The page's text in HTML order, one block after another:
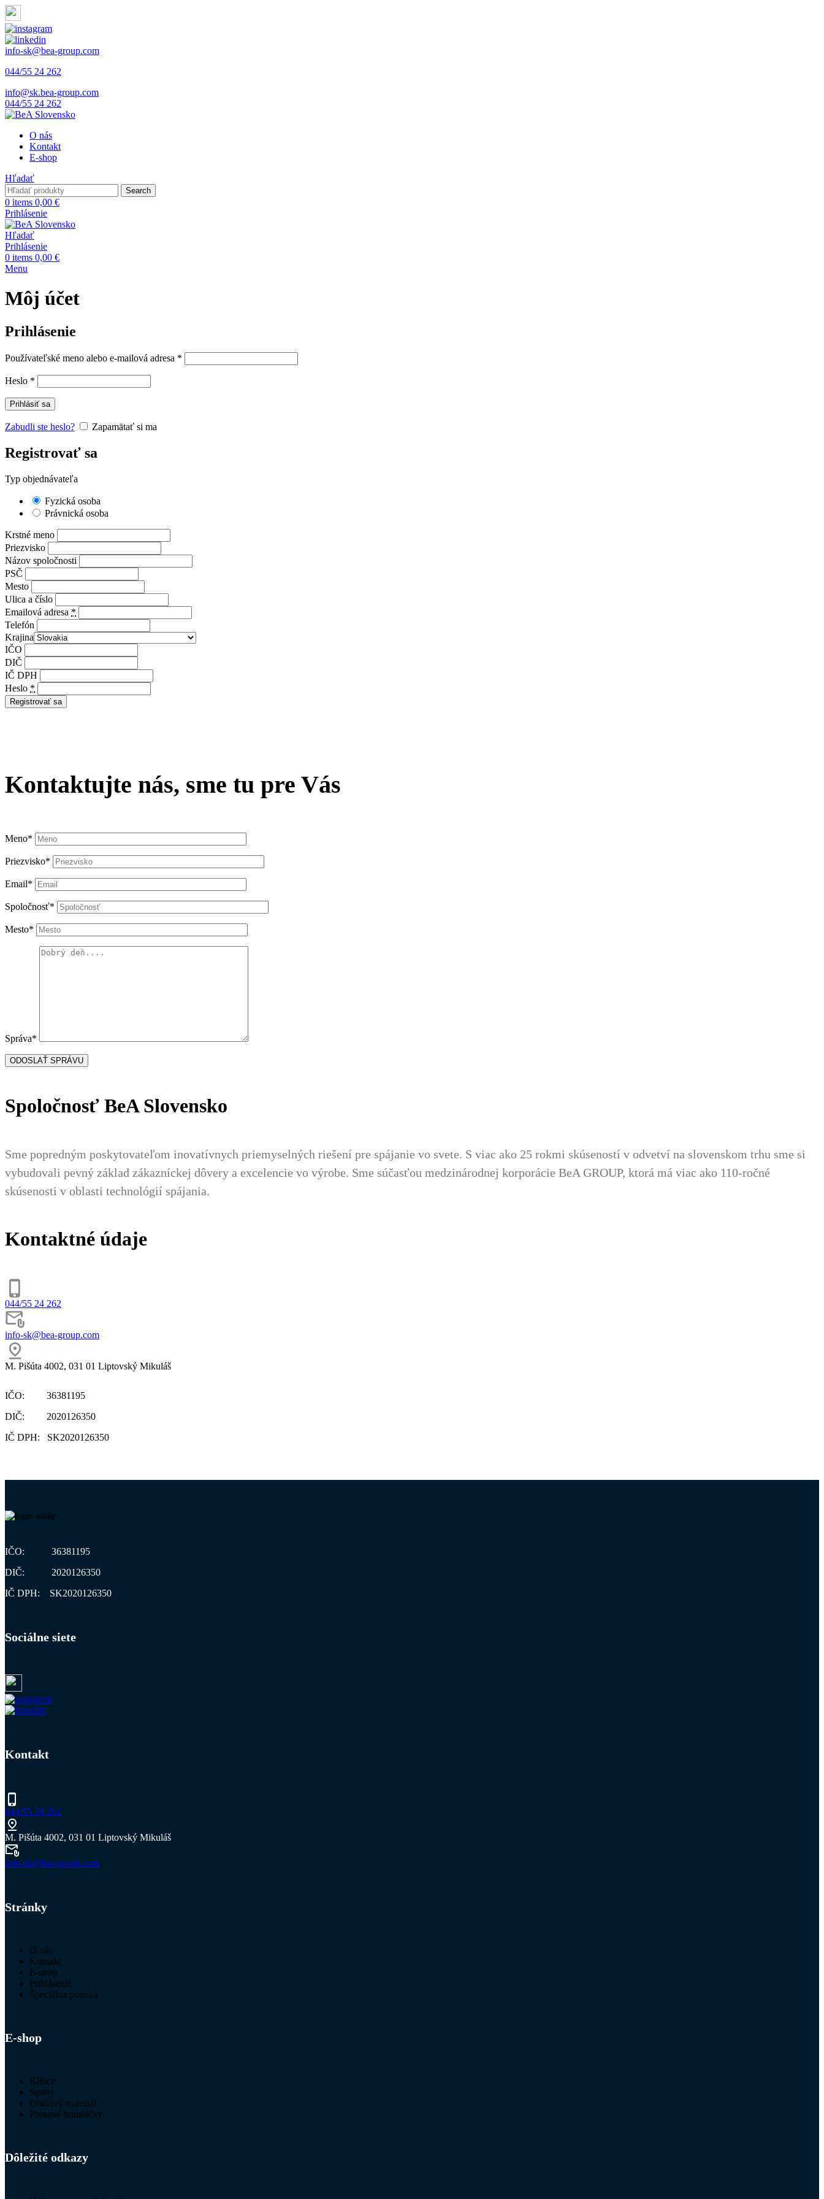
info-sk@bea-group.com
044/55 24 262
info@sk.bea-group.com
044/55 24 262
O nás
Kontakt
E-shop
Hľadať
Search
0 items 0,00 €
Prihlásenie
Hľadať
Prihlásenie
0 items 0,00 €
Menu
Môj účet
Prihlásenie
Používateľské meno alebo e-mailová adresa *
Heslo *
Prihlásiť sa
Zabudli ste heslo? Zapamätať si ma
Registrovať sa
Typ objednávateľa
Fyzická osoba
Právnická osoba
Krstné meno
Priezvisko
Názov spoločnosti
PSČ
Mesto
Ulica a číslo
Emailová adresa *
Telefón
Krajina
IČO
DIČ
IČ DPH
Heslo *
Registrovať sa
Kontaktujte nás, sme tu pre Vás
Meno*
Priezvisko*
Email*
Spoločnosť*
Mesto*
Správa*
Spoločnosť BeA Slovensko
Sme popredným poskytovateľom inovatívnych priemyselných riešení pre spájanie vo svete. S viac ako 25 rokmi skúseností v odvetví na slovenskom trhu sme si
vybudovali pevný základ zákazníckej dôvery a excelencie vo výrobe. Sme súčasťou medzinárodnej korporácie BeA GROUP, ktorá má viac ako 110-ročné
skúsenosti v oblasti technológií spájania.
Kontaktné údaje
044/55 24 262
info-sk@bea-group.com
M. Pišúta 4002, 031 01 Liptovský Mikuláš
IČO: 36381195
DIČ: 2020126350
IČ DPH: SK2020126350
IČO: 36381195
DIČ: 2020126350
IČ DPH: SK2020126350
Sociálne siete
Kontakt
044/55 24 262
M. Pišúta 4002, 031 01 Liptovský Mikuláš
info-sk@bea-group.com
Stránky
O nás
Kontakt
E-shop
Prihlásenie
Špeciálna ponuka
E-shop
Klince
Spony
Obalový materiál
Plynové bombičky
Dôležité odkazy